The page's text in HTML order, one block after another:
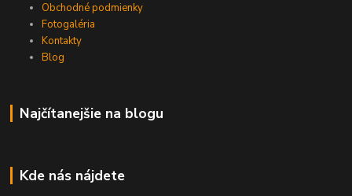
Obchodné podmienky
Fotogaléria
Kontakty
Blog
Najčítanejšie na blogu
Kde nás nájdete